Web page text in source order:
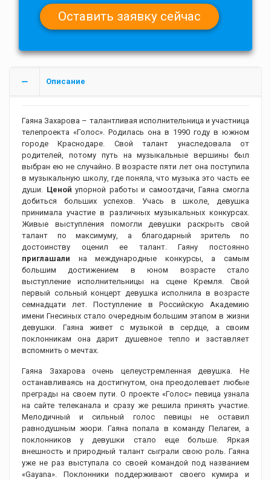
Описание
Гаяна Захарова – талантливая исполнительница и участница
телепроекта «Голос». Родилась она в 1990 году в южном
городе Краснодаре. Свой талант унаследовала от
родителей, потому путь на музыкальные вершины был
выбран ею не случайно. В возрасте пяти лет она поступила
в музыкальную школу, где поняла, что музыка это часть ее
души. Ценой упорной работы и самоотдачи, Гаяна смогла
добиться больших успехов. Учась в школе, девушка
принимала участие в различных музыкальных конкурсах.
Живые выступления помогли девушки раскрыть свой
талант по максимуму, а благодарный зритель по
достоинству оценил ее талант. Гаяну постоянно
приглашали на международные конкурсы, а самым
большим достижением в юном возрасте стало
выступление исполнительницы на сцене Кремля. Свой
первый сольный концерт девушка исполнила в возрасте
семнадцати лет. Поступление в Российскую Академию
имени Гнесиных стало очередным большим этапом в жизни
девушки. Гаяна живет с музыкой в сердце, а своим
поклонникам она дарит душевное тепло и заставляет
вспомнить о мечтах.
Гаяна Захарова очень целеустремленная девушка.
Не
останавливаясь на достигнутом, она преодолевает любые
преграды на своем пути. О проекте «Голос» певица узнала
на сайте телеканала и сразу же решила принять участие.
Мелодичный и сильный голос певицы не оставил
равнодушным жюри. Гаяна попала в команду Пелагеи, а
поклонников у девушки стало еще больше. Яркая
внешность и природный талант сыграли свою роль. Гаяна
уже не раз выступала со своей командой под названием
«Gayana». Поклонники поддерживают своего кумира и